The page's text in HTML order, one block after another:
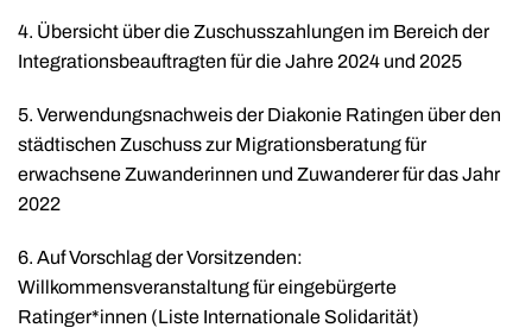
4. Übersicht über die Zuschusszahlungen im Bereich der
Integrationsbeauftragten für die Jahre 2024 und 2025
5. Verwendungsnachweis der Diakonie Ratingen über den
städtischen Zuschuss zur Migrationsberatung für
erwachsene Zuwanderinnen und Zuwanderer für das Jahr
2022
6. Auf Vorschlag der Vorsitzenden:
Willkommensveranstaltung für eingebürgerte
Ratinger*innen (Liste Internationale Solidarität)